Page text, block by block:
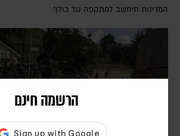
הרשמה חינם
המדינות תיחשב למתקפה נגד כולן"